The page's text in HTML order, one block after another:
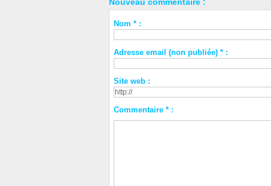
Nouveau commentaire :
Nom * :
Adresse email (non publiée) * :
Site web :
Commentaire * :